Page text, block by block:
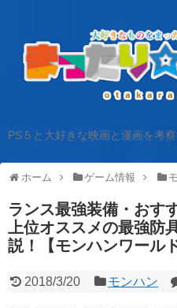
PS５と大好きな映画と漫画を考
ホーム ゲーム情報
ランス最強装備・おす
上位オススメの最強防
説！【モンハンワール
2018/3/20 モンハン